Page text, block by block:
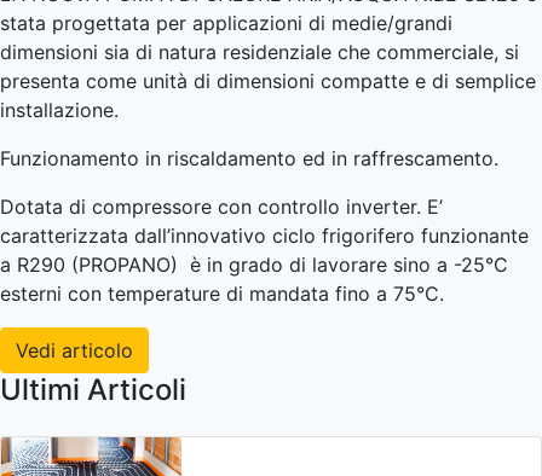
stata progettata per applicazioni di medie/grandi
dimensioni sia di natura residenziale che commerciale, si
presenta come unità di dimensioni compatte e di semplice
installazione.
Funzionamento in riscaldamento ed in raffrescamento.
Dotata di compressore con controllo inverter. E’
caratterizzata dall’innovativo ciclo frigorifero funzionante
a R290 (PROPANO) è in grado di lavorare sino a -25°C
esterni con temperature di mandata fino a 75°C.
Vedi articolo
Ultimi Articoli